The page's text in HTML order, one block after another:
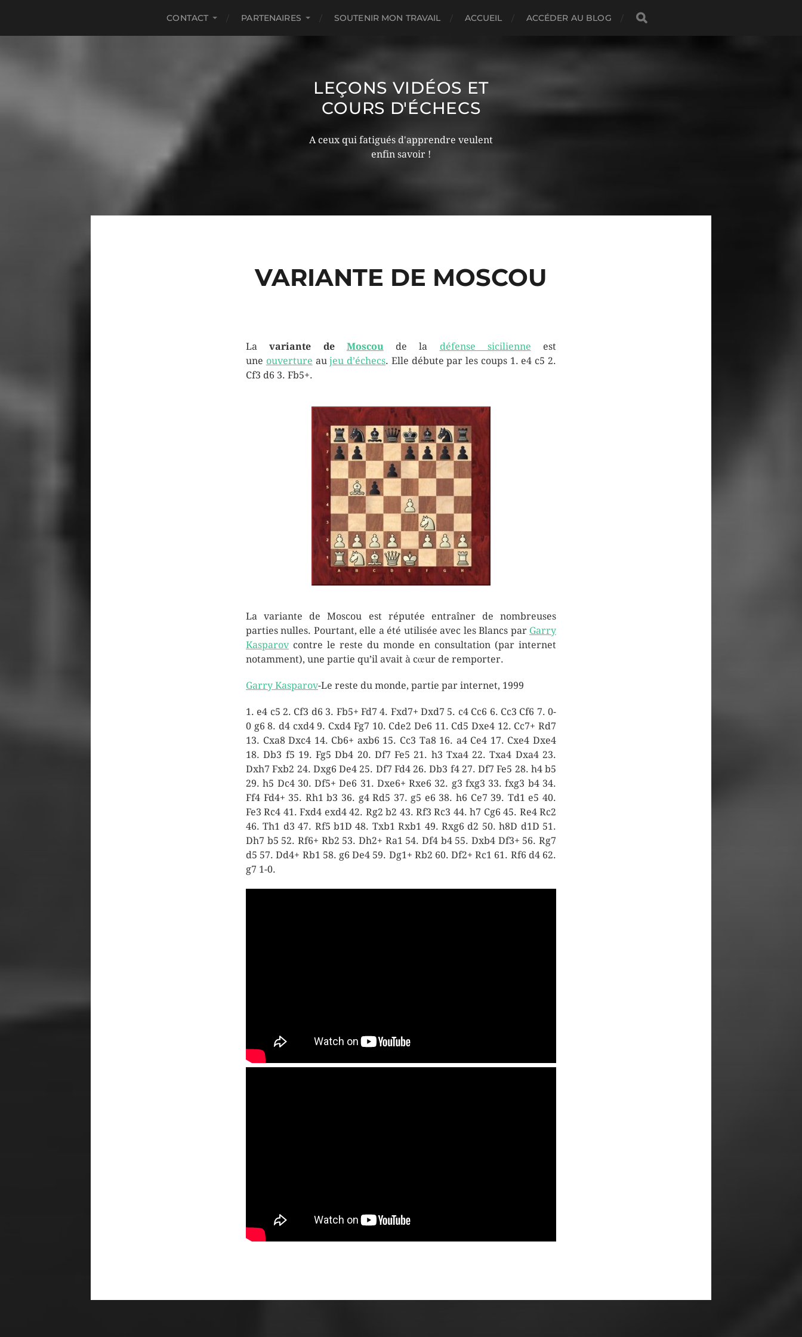
CONTACT PARTENAIRES SOUTENIR MON TRAVAIL ACCUEIL ACCÉDER AU BLOG
LEÇONS VIDÉOS ET
COURS D'ÉCHECS
A ceux qui fatigués d'apprendre veulent
enfin savoir !
VARIANTE DE MOSCOU
Lavariante de Moscoude la défense sicilienne est
une ouverture aujeu d’échecs. Elle débute par les coups 1. e4 c5 2.
Cf3 d6 3. Fb5+.
La variante de Moscou est réputée entraîner de nombreuses
parties nulles. Pourtant, elle a été utilisée avec les Blancs par Garry
Kasparovcontre le reste du monde en consultation (par internet
notamment), une partie qu’il avait à cœur de remporter.
Garry Kasparov-Le reste du monde, partie par internet, 1999
1. e4 c5 2. Cf3 d6 3. Fb5+ Fd7 4. Fxd7+ Dxd7 5. c4 Cc6 6. Cc3 Cf6 7. 0-
0 g6 8. d4 cxd4 9. Cxd4 Fg7 10. Cde2 De6 11. Cd5 Dxe4 12. Cc7+ Rd7
13. Cxa8 Dxc4 14. Cb6+ axb6 15. Cc3 Ta8 16. a4 Ce4 17. Cxe4 Dxe4
18. Db3 f5 19. Fg5 Db4 20. Df7 Fe5 21. h3 Txa4 22. Txa4 Dxa4 23.
Dxh7 Fxb2 24. Dxg6 De4 25. Df7 Fd4 26. Db3 f4 27. Df7 Fe5 28. h4 b5
29. h5 Dc4 30. Df5+ De6 31. Dxe6+ Rxe6 32. g3 fxg3 33. fxg3 b4 34.
Ff4 Fd4+ 35. Rh1 b3 36. g4 Rd5 37. g5 e6 38. h6 Ce7 39. Td1 e5 40.
Fe3 Rc4 41. Fxd4 exd4 42. Rg2 b2 43. Rf3 Rc3 44. h7 Cg6 45. Re4 Rc2
46. Th1 d3 47. Rf5 b1D 48. Txb1 Rxb1 49. Rxg6 d2 50. h8D d1D 51.
Dh7 b5 52. Rf6+ Rb2 53. Dh2+ Ra1 54. Df4 b4 55. Dxb4 Df3+ 56. Rg7
d5 57. Dd4+ Rb1 58. g6 De4 59. Dg1+ Rb2 60. Df2+ Rc1 61. Rf6 d4 62.
g7 1-0.